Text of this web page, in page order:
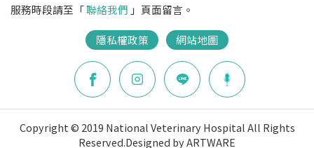
服務時段請至「聯絡我們 」頁面留言。
隱私權政策 網站地圖
Copyright © 2019 National Veterinary Hospital All Rights
Reserved.Designed by ARTWARE